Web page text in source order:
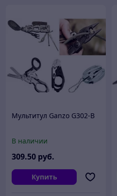
Мультитул Ganzo G302-B
В наличии
309.50 руб.
Купить